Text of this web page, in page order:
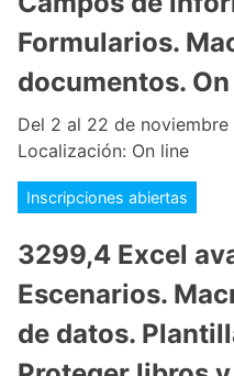
Formularios.
documentos.
Del 2 al 22 de noviembre
Localización: On line
Inscripciones abiertas
3299,4 Excel
Escenarios.
de datos.